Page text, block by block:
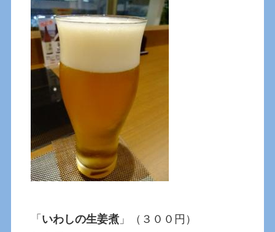
「 いわしの生姜煮 」（３００円）